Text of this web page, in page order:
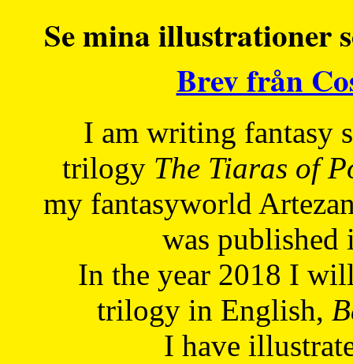
Se mina illustrationer
Brev från
I am writing fantasy
trilogy The Tiaras of
my fantasyworld
was published
In the year 2018 I
trilogy in English,
I have